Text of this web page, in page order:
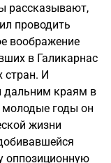
рассказывают,
проводить
воображение
в Галикарнас
стран. И
дальним краям в
молодые годы он
жизни
оппозиционную